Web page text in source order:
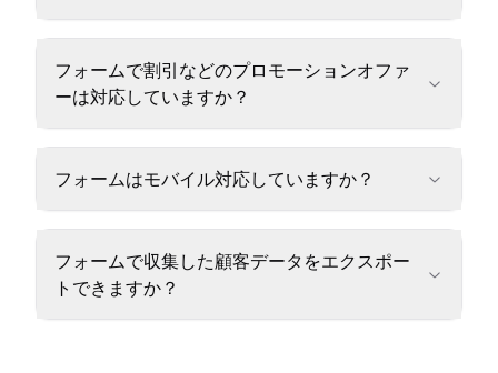
フォームで割引などのプロモーションオファ
ーは対応していますか？
フォームはモバイル対応していますか？
フォームで収集した顧客データをエクスポー
トできますか？